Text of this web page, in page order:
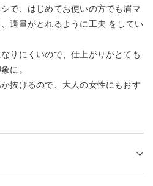
で、はじめてお使いの方でも眉マ
適量がとれるように工夫 をしてい
りにくいので、仕上がりがとても
に。
抜けるので、大人の女性にもおす